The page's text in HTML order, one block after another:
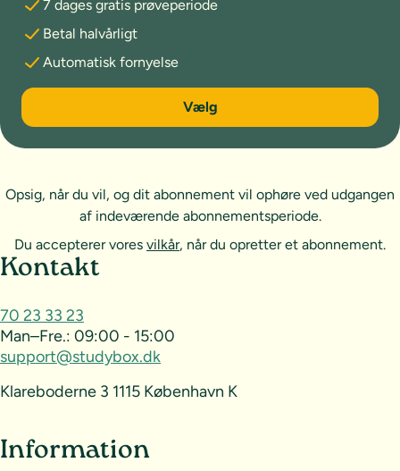
7 dages gratis prøveperiode
Betal halvårligt
Automatisk fornyelse
6 måneder
Vælg
Opsig, når du vil, og dit abonnement vil ophøre ved udgangen
af indeværende abonnementsperiode.
Du accepterer vores vilkår, når du opretter et abonnement.
Sideoversigt og kontakt
Kontakt
70 23 33 23
Man–Fre.: 09:00 - 15:00
support@studybox.dk
Klareboderne 3 1115 København K
Information